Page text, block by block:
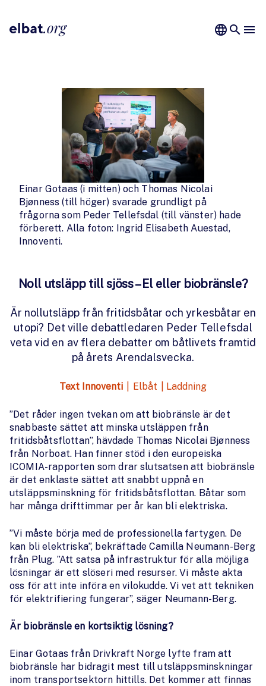
language search menu
Einar Gotaas (i mitten) och Thomas Nicolai
Bjønness (till höger) svarade grundligt på
frågorna som Peder Tellefsdal (till vänster) hade
förberett. Alla foton: Ingrid Elisabeth Auestad,
Innoventi.
Noll utsläpp till sjöss – El eller biobränsle?
Är nollutsläpp från fritidsbåtar och yrkesbåtar en
utopi? Det ville debattledaren Peder Tellefsdal
veta vid en av flera debatter om båtlivets framtid
på årets Arendalsvecka.
Text Innoventi Elbåt Laddning
”Det råder ingen tvekan om att biobränsle är det
snabbaste sättet att minska utsläppen från
fritidsbåtsflottan”, hävdade Thomas Nicolai Bjønness
från Norboat. Han finner stöd i den europeiska
ICOMIA-rapporten som drar slutsatsen att biobränsle
är det enklaste sättet att snabbt uppnå en
utsläppsminskning för fritidsbåtsflottan. Båtar som
har många drifttimmar per år kan bli elektriska.
”Vi måste börja med de professionella fartygen. De
kan bli elektriska”, bekräftade Camilla Neumann-Berg
från Plug. ”Att satsa på infrastruktur för alla möjliga
lösningar är ett slöseri med resurser. Vi måste akta
oss för att inte införa en vilokudde. Vi vet att tekniken
för elektrifiering fungerar”, säger Neumann-Berg.
Är biobränsle en kortsiktig lösning?
Einar Gotaas från Drivkraft Norge lyfte fram att
biobränsle har bidragit mest till utsläppsminskningar
inom transportsektorn hittills. Det kommer att finnas